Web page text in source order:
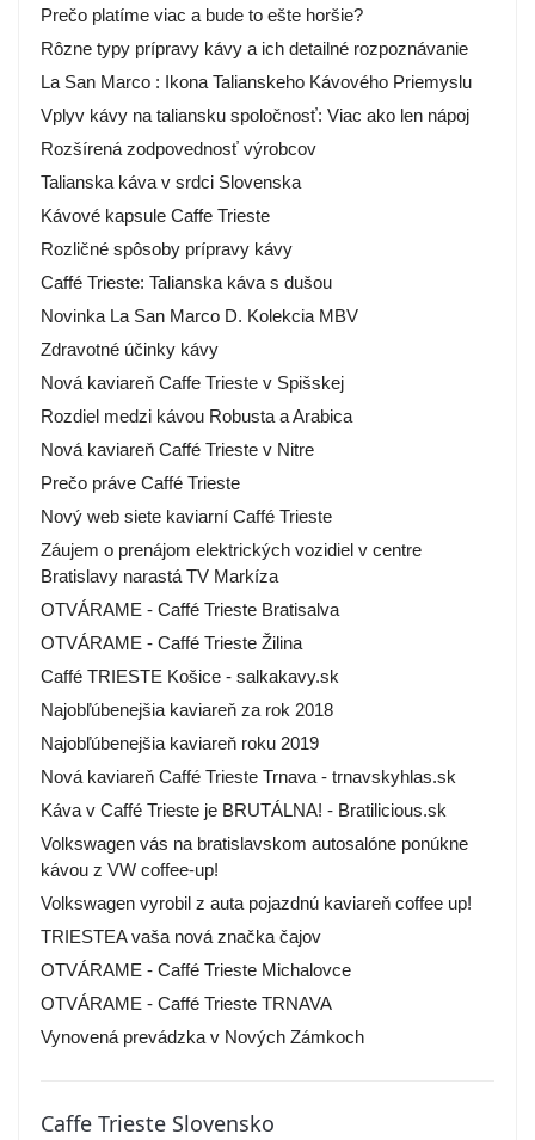
Prečo platíme viac a bude to ešte horšie?
Rôzne typy prípravy kávy a ich detailné rozpoznávanie
La San Marco : Ikona Talianskeho Kávového Priemyslu
Vplyv kávy na taliansku spoločnosť: Viac ako len nápoj
Rozšírená zodpovednosť výrobcov
Talianska káva v srdci Slovenska
Kávové kapsule Caffe Trieste
Rozličné spôsoby prípravy kávy
Caffé Trieste: Talianska káva s dušou
Novinka La San Marco D. Kolekcia MBV
Zdravotné účinky kávy
Nová kaviareň Caffe Trieste v Spišskej
Rozdiel medzi kávou Robusta a Arabica
Nová kaviareň Caffé Trieste v Nitre
Prečo práve Caffé Trieste
Nový web siete kaviarní Caffé Trieste
Záujem o prenájom elektrických vozidiel v centre
Bratislavy narastá TV Markíza
OTVÁRAME - Caffé Trieste Bratisalva
OTVÁRAME - Caffé Trieste Žilina
Caffé TRIESTE Košice - salkakavy.sk
Najobľúbenejšia kaviareň za rok 2018
Najobľúbenejšia kaviareň roku 2019
Nová kaviareň Caffé Trieste Trnava - trnavskyhlas.sk
Káva v Caffé Trieste je BRUTÁLNA! - Bratilicious.sk
Volkswagen vás na bratislavskom autosalóne ponúkne
kávou z VW coffee-up!
Volkswagen vyrobil z auta pojazdnú kaviareň coffee up!
TRIESTEA vaša nová značka čajov
OTVÁRAME - Caffé Trieste Michalovce
OTVÁRAME - Caffé Trieste TRNAVA
Vynovená prevádzka v Nových Zámkoch
Caffe Trieste Slovensko